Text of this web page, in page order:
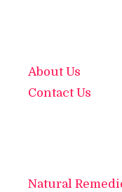
About Us
Contact Us
Natural